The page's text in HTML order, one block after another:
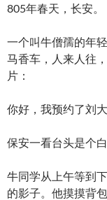
805年春天，长安。
一个叫牛僧孺的年
马香车，人来人往
片：
你好，我预约了刘
保安一看台头是个
牛同学从上午等到
的影子。他摸摸背